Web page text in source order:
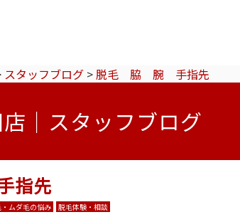
スタッフブログ >脱毛 脇 腕 手指先
｜スタッフブログ
先
ムダ毛の悩み 脱毛体験・相談